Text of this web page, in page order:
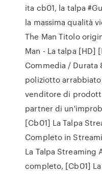
ita cb01, la talpa
la massima qualità
The Man Titolo
Man - La talpa [HD]
Commedia / Durata
poliziotto
venditore di
partner di
[Cb01] La Talpa
Completo in
La Talpa Streaming
completo, [Cb01]